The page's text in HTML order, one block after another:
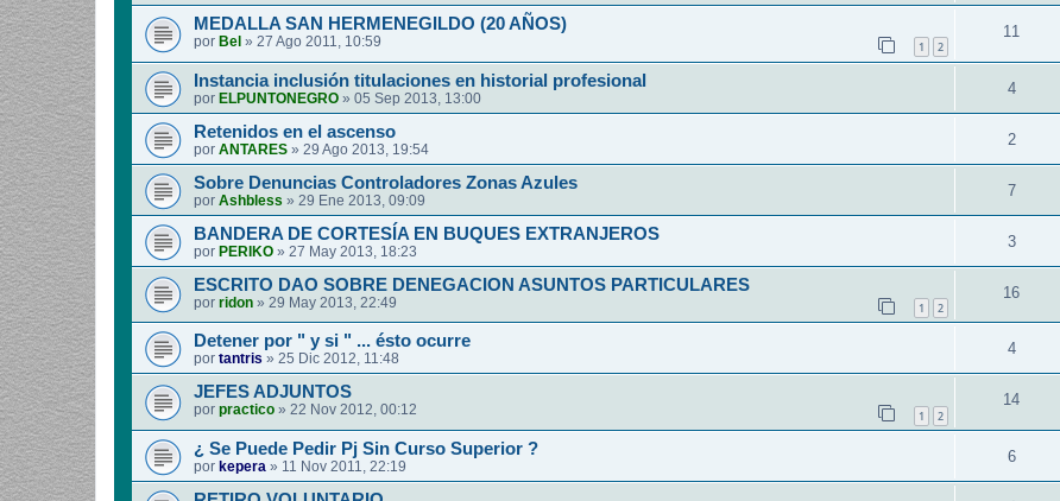
MEDALLA SAN HERMENEGILDO (20 AÑOS)
por Bel » 27 Ago 2011, 10:59 1 2
11
Instancia inclusión titulaciones en historial profesional
por ELPUNTONEGRO » 05 Sep 2013, 13:00
4
Retenidos en el ascenso
por ANTARES » 29 Ago 2013, 19:54
2
Sobre Denuncias Controladores Zonas Azules
por Ashbless » 29 Ene 2013, 09:09
7
BANDERA DE CORTESÍA EN BUQUES EXTRANJEROS
por PERIKO » 27 May 2013, 18:23
3
ESCRITO DAO SOBRE DENEGACION ASUNTOS PARTICULARES
por ridon » 29 May 2013, 22:49 1 2
16
Detener por " y si " ... ésto ocurre
por tantris » 25 Dic 2012, 11:48
4
JEFES ADJUNTOS
por practico » 22 Nov 2012, 00:12 1 2
14
¿ Se Puede Pedir Pj Sin Curso Superior ?
por kepera » 11 Nov 2011, 22:19
6